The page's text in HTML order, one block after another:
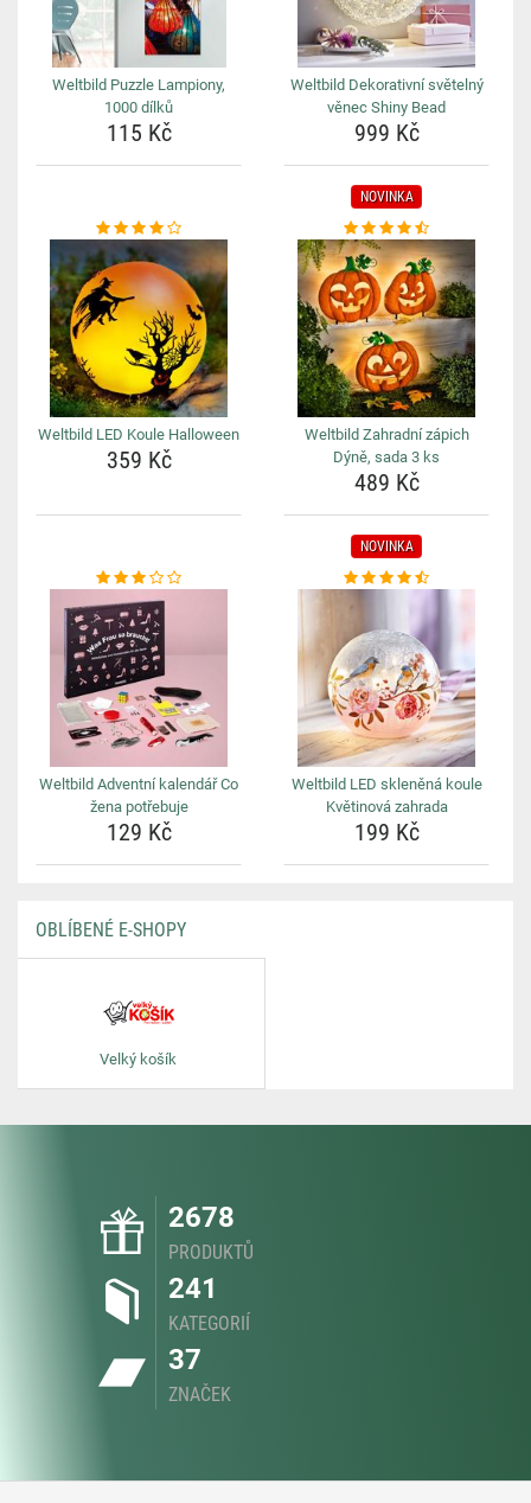
Weltbild Puzzle Lampiony,
1000 dílků
115 Kč
Weltbild Dekorativní světelný
věnec Shiny Bead
999 Kč
Weltbild LED Koule Halloween
359 Kč
NOVINKA
Weltbild Zahradní zápich
Dýně, sada 3 ks
489 Kč
Weltbild Adventní kalendář Co
žena potřebuje
129 Kč
NOVINKA
Weltbild LED skleněná koule
Květinová zahrada
199 Kč
OBLÍBENÉ E-SHOPY
Velký košík
2678
PRODUKTŮ
241
KATEGORIÍ
37
ZNAČEK